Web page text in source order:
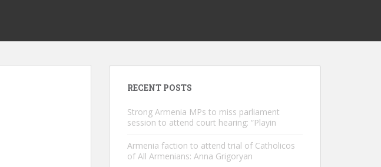
RECENT POSTS
Strong Armenia MPs to miss parliament
session to attend court hearing: “Playin
Armenia faction to attend trial of Catholicos
of All Armenians: Anna Grigoryan